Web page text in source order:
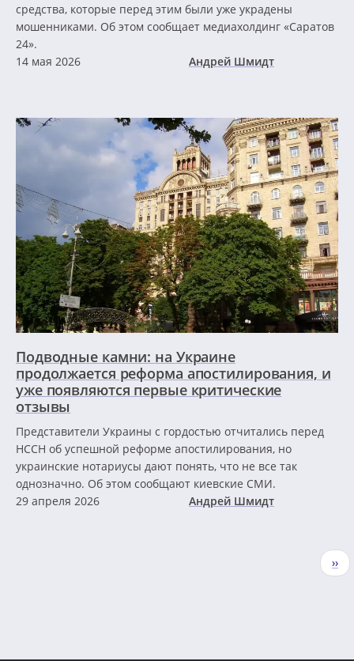
средства, которые перед этим были уже украдены
мошенниками. Об этом сообщает медиахолдинг «Саратов
24».
14 мая 2026
Андрей Шмидт
Подводные камни: на Украине
продолжается реформа апостилирования, и
уже появляются первые критические
отзывы
Представители Украины с гордостью отчитались перед
HCCH об успешной реформе апостилирования, но
украинские нотариусы дают понять, что не все так
однозначно. Об этом сообщают киевские СМИ.
29 апреля 2026
Андрей Шмидт
››